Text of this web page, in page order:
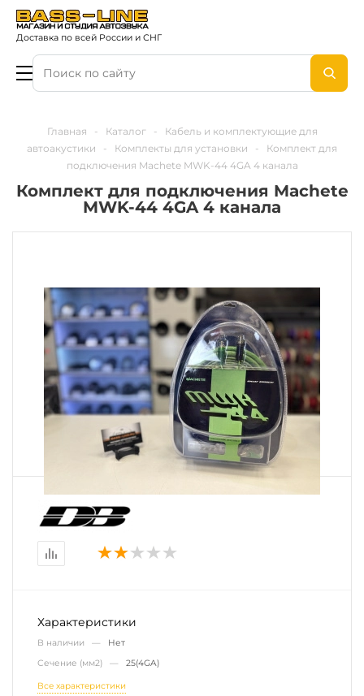
Доставка по всей России и СНГ
Главная - Каталог -
Кабель и комплектующие для
автоакустики
- Комплекты для установки -
Комплект для
подключения Machete MWK-44 4GA 4 канала
Комплект для подключения Machete
MWK-44 4GA 4 канала
Характеристики
В наличии — Нет
Сечение (мм2) — 25(4GA)
Все характеристики